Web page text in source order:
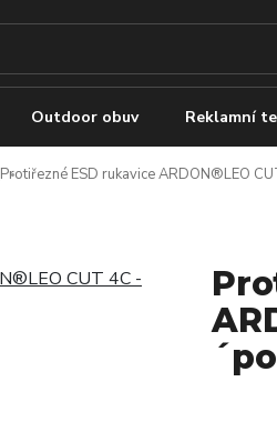
Outdoor obuv Reklamní
Protiřezné ESD rukavice ARDON®LEO